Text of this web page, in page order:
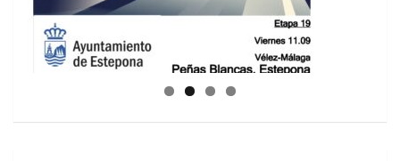
GUIA DE INSTALACIONES DEPORTIVAS